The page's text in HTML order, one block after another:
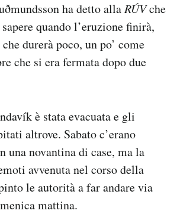
ha detto alla RÚVche
quando l’eruzione finirà,
durerà poco, un po’ come
che si era fermata dopo due
è stata evacuata e gli
altrove. Sabato c’erano
una novantina di case, ma la
avvenuta nel corso della
le autorità a far andare via
mattina.